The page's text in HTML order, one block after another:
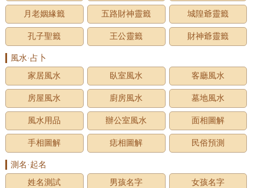
月老姻緣籤 五路財神靈籤 城隍爺靈籤
孔子聖籤 王公靈籤 財神爺靈籤
風水·占卜
家居風水
臥室風水 客廳風水
房屋風水 廚房風水 墓地風水
風水用品 辦公室風水 面相圖解
手相圖解 痣相圖解 民俗預測
測名·起名
姓名測試
男孩名字 女孩名字